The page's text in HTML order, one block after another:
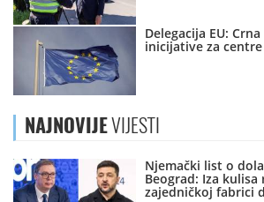
Delegacija EU:
inicijative za
NAJNOVIJEVIJESTI
Njemački list o
Beograd: Iza kulisa
zajedničkoj fabrici